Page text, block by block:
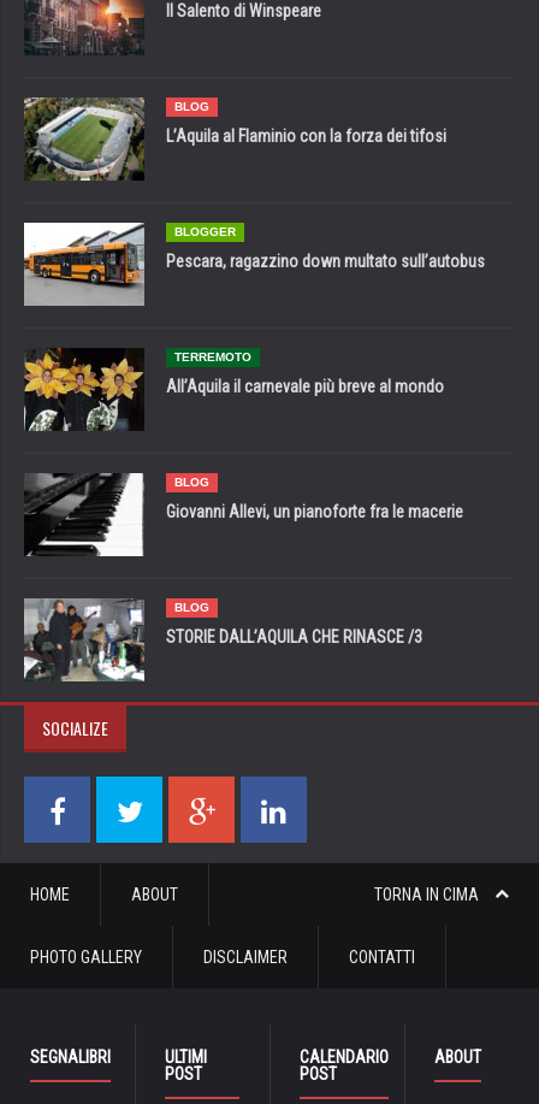
Il Salento di Winspeare
BLOG
L’Aquila al Flaminio con la forza dei tifosi
BLOGGER
Pescara, ragazzino down multato sull’autobus
TERREMOTO
All’Aquila il carnevale più breve al mondo
BLOG
Giovanni Allevi, un pianoforte fra le macerie
BLOG
STORIE DALL’AQUILA CHE RINASCE /3
SOCIALIZE
TORNA IN CIMA
HOME ABOUT
PHOTO GALLERY DISCLAIMER CONTATTI
SEGNALIBRI
ULTIMI
POST
CALENDARIO
POST
ABOUT